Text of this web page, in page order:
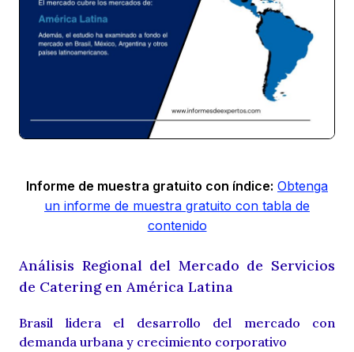
Informe de muestra gratuito con índice: Obtenga
un informe de muestra gratuito con tabla de
contenido
Análisis Regional del Mercado de Servicios
de Catering en América Latina
Brasil lidera el desarrollo del mercado con
demanda urbana y crecimiento corporativo